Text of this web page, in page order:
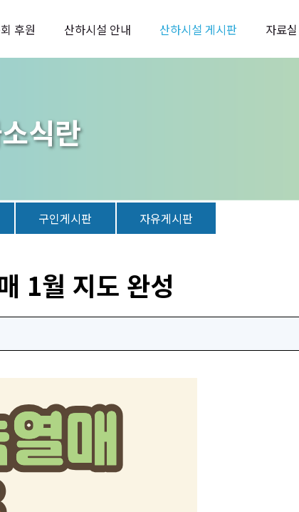
후원 산하시설 안내 산하시설 게시판 자료실
식란
구인게시판 자유게시판
1월 지도 완성